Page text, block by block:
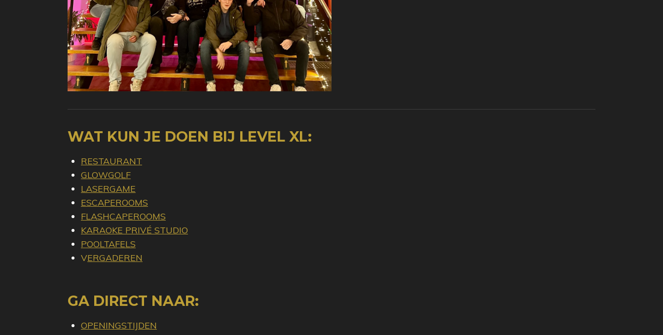
WAT KUN JE DOEN BIJ LEVEL XL:
RESTAURANT
GLOWGOLF
LASERGAME
ESCAPEROOMS
FLASHCAPEROOMS
KARAOKE PRIVÉ STUDIO
POOLTAFELS
VERGADEREN
GA DIRECT NAAR:
OPENINGSTIJDEN